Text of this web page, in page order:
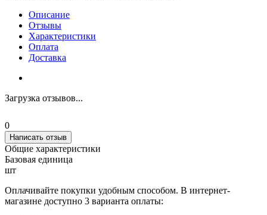
Описание
Отзывы
Характеристики
Оплата
Доставка
Загрузка отзывов...
0
Написать отзыв
Общие характеристики
Базовая единица
шт
Оплачивайте покупки удобным способом. В интернет-
магазине доступно 3 варианта оплаты: